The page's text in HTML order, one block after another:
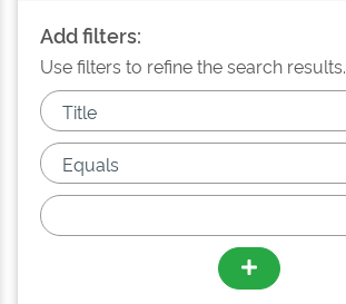
Add filters:
Use filters to refine the search results.